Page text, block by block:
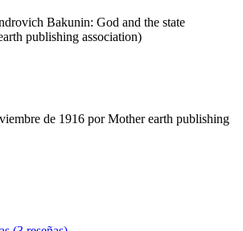
Bakunin: God and the state
publishing association)
de 1916 por Mother earth publishing